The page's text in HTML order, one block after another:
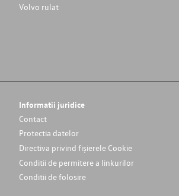
Volvo rulat
Informatii juridice
Contact
Protectia datelor
Directiva privind fișierele Cookie
Conditii de permitere a linkurilor
Conditii de folosire